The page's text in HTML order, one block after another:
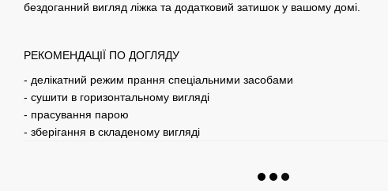
бездоганний вигляд ліжка та додатковий затишок у вашому домі.
РЕКОМЕНДАЦІЇ ПО ДОГЛЯДУ
- делікатний режим прання спеціальними засобами
- сушити в горизонтальному вигляді
- прасування парою
- зберігання в складеному вигляді